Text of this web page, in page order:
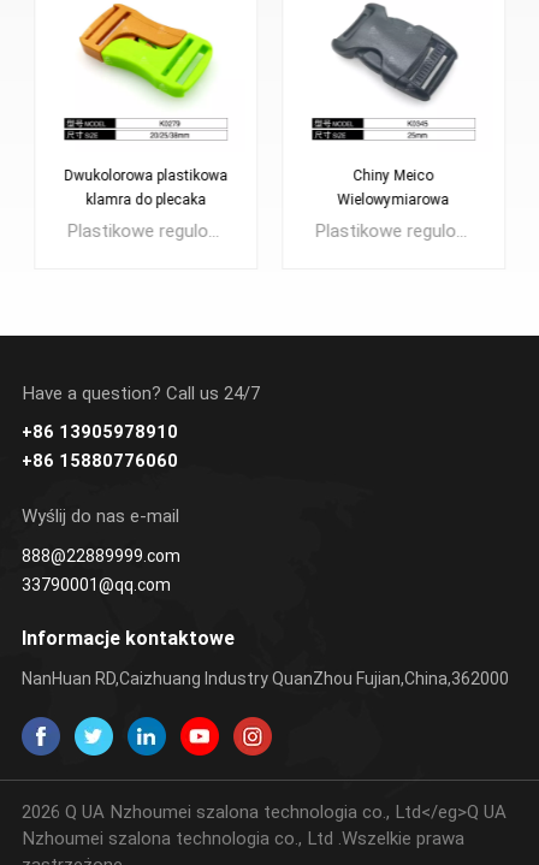
Chiny Meico
Wielowymiarowa
plastikowa klamra do
UCZ SIĘ
Akcesoria do walizek z
regulowanymi klamrami o
wielu rozmiarach
Have a question? Call us 24/7
+86 13905978910
+86 15880776060
Wyślij do nas e-mail
888@22889999.com
33790001@qq.com
Informacje kontaktowe
NanHuan RD,Caizhuang Industry QuanZhou Fujian,China,362000
2026 Q UA Nzhoumei szalona technologia co., Ltd</eg>Q UA
Nzhoumei szalona technologia co., Ltd .Wszelkie prawa